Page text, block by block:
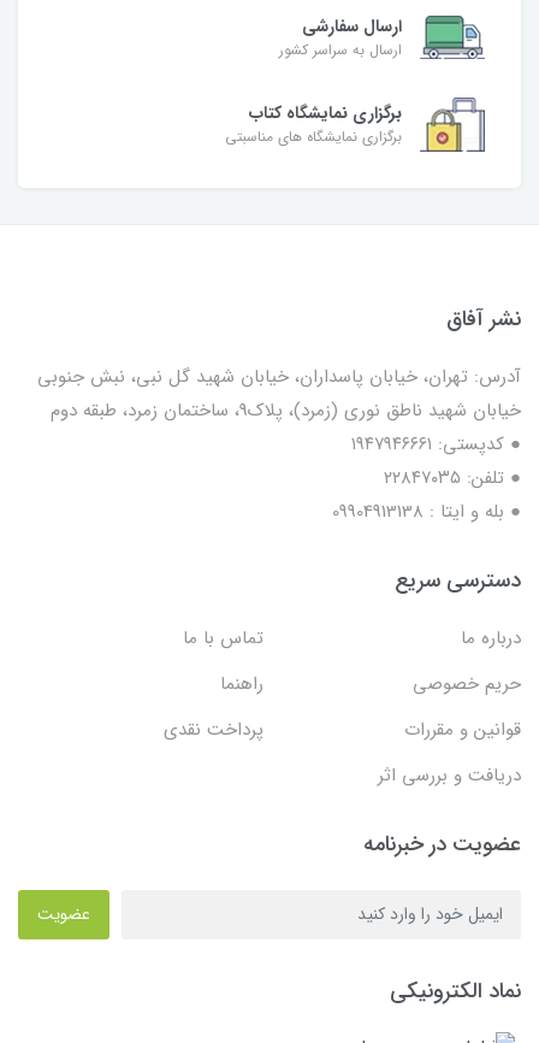
ارسال سفارشی
ارسال به سراسر کشور
برگزاری نمایشگاه کتاب
برگزاری نمایشگاه های مناسبتی
نشر آفاق
آدرس: تهران، خیابان پاسداران، خیابان شهید گل نبی، نبش جنوبی
خیابان شهید ناطق نوری (زمرد)، پلاک9، ساختمان زمرد، طبقه دوم
● کدپستی: ۱۹۴۷۹۴۶۶۶۱
● تلفن: ٢٢٨۴٧۰۳۵
● بله و ایتا : 09904913138
دسترسی سریع
درباره ما
تماس با ما
حریم خصوصی
راهنما
قوانین و مقررات
پرداخت نقدی
دریافت و بررسی اثر
عضویت در خبرنامه
عضویت
نماد الکترونیکی